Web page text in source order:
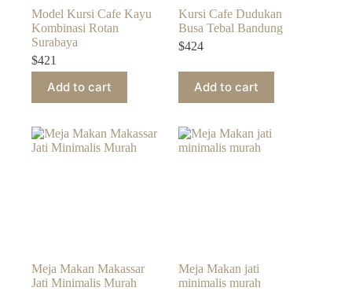
Model Kursi Cafe Kayu
Kombinasi Rotan
Surabaya
$421
Add to cart
Kursi Cafe Dudukan
Busa Tebal Bandung
$424
Add to cart
Meja Makan Makassar
Jati Minimalis Murah
Meja Makan jati
minimalis murah